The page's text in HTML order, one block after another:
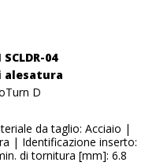
04
alesatura
D
da taglio: Acciaio |
| Identificazione inserto:
di tornitura [mm]: 6.8